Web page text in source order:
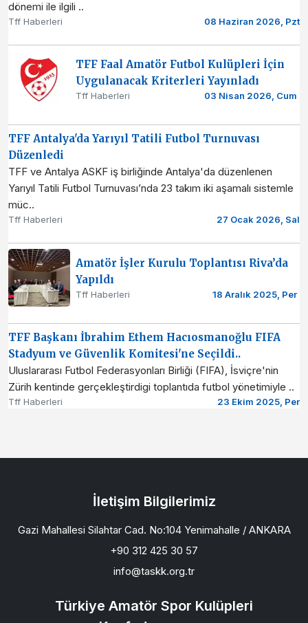
dönemi ile ilgili ..
Tff Haberleri 08 Haziran 2026, Pzt
TFF Faal Amatör Futbol Kulüpleri İçin
Uygulanacak Kriterleri Yayınladı
Tff Haberleri 03 Nisan 2026, Cum
TFF Antalya'da Yarıyıl Tatili Futbol Turnuvası
Düzenledi
TFF ve Antalya ASKF iş birliğinde Antalya'da düzenlenen
Yarıyıl Tatili Futbol Turnuvası’nda 23 takım iki aşamalı sistemle
müc..
Tff Haberleri 27 Ocak 2026, Sal
Amatör İşler Kurulu Toplantısı Riva’da
Yapıldı
Tff Haberleri 18 Aralık 2025, Per
TFF Başkanı İbrahim Ethem Hacıosmanoğlu FIFA
Stadyum ve Güvenlik Komitesi'ne Seçildi..
Uluslararası Futbol Federasyonları Birliği (FIFA), İsviçre'nin
Zürih kentinde gerçekleştirdigi toplantıda futbol yönetimiyle ..
Tff Haberleri 23 Ekim 2025, Per
İletişim Bilgilerimiz
Gazi Mahallesi Silahtar Cad. No:104 Yenimahalle / ANKARA
+90 312 425 30 57
info@taskk.org.tr
Türkiye Amatör Spor Kulüpleri